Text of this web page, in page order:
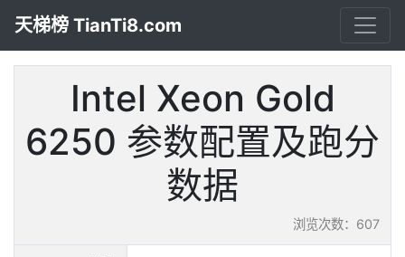
天梯榜 TianTi8.com
Intel Xeon Gold
6250 参数配置及跑分
数据
浏览次数：607